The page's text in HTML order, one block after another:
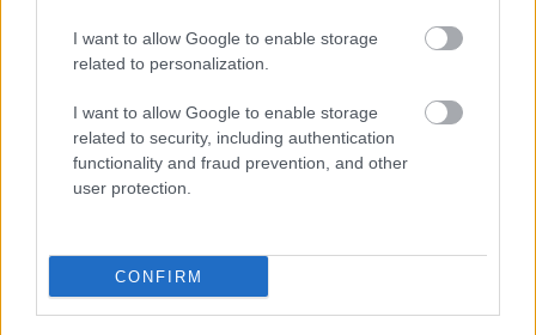
I want to allow Google to enable storage
related to personalization.
I want to allow Google to enable storage
related to security, including authentication
functionality and fraud prevention, and other
user protection.
CONFIRM
συναισθήματα που βίωσες κατά τη διάρκεια του
ονείρου: ήταν πόνος, ήταν απελευθέρωση, ήταν
φόβος ή ευχαρίστηση;
Ονειρεύεσαι ότι πέφτουν τα δόντια
σου και τα βρίσκεις στο χέρι σου
Αυτό το όνειρο συχνά συνδέεται με ανησυχίες